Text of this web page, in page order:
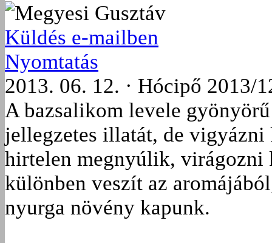
Megyesi Gusztáv
Küldés e-mailben
Nyomtatás
2013. 06. 12. · Hócipő 2013/
A bazsalikom levele
jellegzetes illatát, de
hirtelen megnyúlik,
különben veszít az
nyurga növény kapunk.